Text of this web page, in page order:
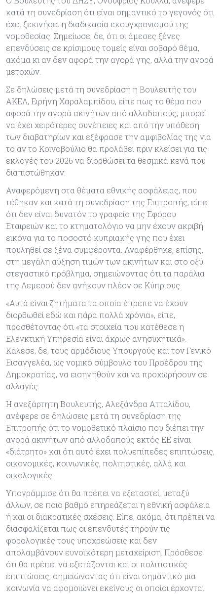
κατά τη συνεδρίαση ότι είναι σημαντικό το γεγονός ότι
έχει ξεκινήσει η διαδικασία εκσυγχρονισμού της
νομοθεσίας. Σημείωσε, δε, ότι οι άμεσες ξένες
επενδύσεις σε κρίσιμους τομείς είναι σοβαρό θέμα,
ακόμα κι αν δεν αφορά την αγορά γης, αλλά την αγορά
μετοχών.
Σε δηλώσεις μετά τη συνεδρίαση η Βουλευτής του
ΑΚΕΛ, Ειρήνη Χαραλαμπίδου, είπε πως το θέμα που
αφορά την αγορά ακινήτων από αλλοδαπούς, μπορεί
να έχει χειρότερες συνέπειες και από την υπόθεση
των διαβατηρίων και εξέφρασε την αμφιβολίας της για
το αν το Κοινοβούλιο θα προλάβει πριν κλείσει για τις
εκλογές του 2026 να διορθώσει τα θεσμικά κενά που
διαπιστώθηκαν.
Αναφερόμενη στα θέματα εθνικής ασφάλειας, που
τέθηκαν και κατά τη συνεδρίαση της Επιτροπής, είπε
ότι δεν είναι δυνατόν το γραφείο της Εφόρου
Εταιρειών και το κτηματολόγιο να μην έχουν ακριβή
εικόνα για το ποσοστό κυπριακής γης που έχει
πουληθεί σε ξένα συμφέροντα. Αναφέρθηκε, επίσης,
στη μεγάλη αύξηση τιμών των ακινήτων και στο οξύ
στεγαστικό πρόβλημα, σημειώνοντας ότι τα παράλια
της Λεμεσού δεν ανήκουν πλέον σε Κύπριους.
«Αυτά είναι ζητήματα τα οποία έπρεπε να έχουν
διορθωθεί εδώ και πάρα πολλά χρόνια», είπε,
προσθέτοντας ότι «τα στοιχεία που κατέθεσε η
Ελεγκτική Υπηρεσία είναι άκρως ανησυχητικά».
Κάλεσε, δε, τους αρμόδιους Υπουργούς και τον Γενικό
Εισαγγελέα, ως νομικό σύμβουλο του Προέδρου της
Δημοκρατίας, να εισηγηθούν και να προχωρήσουν σε
αλλαγές.
Η ανεξάρτητη Βουλευτής, Αλεξάνδρα Ατταλίδου,
ανέφερε σε δηλώσεις μετά τη συνεδρίαση της
Επιτροπής ότι το νομοθετικό πλαίσιο που διέπει την
αγορά ακινήτων από αλλοδαπούς εκτός ΕΕ είναι
«διάτρητο» και ότι αυτό έχει πολυεπίπεδες επιπτώσεις,
οικονομικές, κοινωνικές, πολιτιστικές, αλλά και
οικολογικές.
Υπογράμμισε ότι θα πρέπει να εξεταστεί, μεταξύ
άλλων, σε ποιο βαθμό επηρεάζεται η εθνική ασφάλεια
ή και οι διακρατικές σχέσεις. Είπε, ακόμα, ότι πρέπει να
διασφαλίζεται πως οι επενδυτές τηρούν τις
φορολογικές τους υποχρεώσεις και δεν
απολαμβάνουν ευνοϊκότερη μεταχείριση. Πρόσθεσε
ότι θα πρέπει να εξετάζονται και οι πολιτιστικές
επιπτώσεις, σημειώνοντας ότι είναι σημαντικό μια
κοινωνία να αφομοιώνει εκείνους οι οποίοι έρχονται